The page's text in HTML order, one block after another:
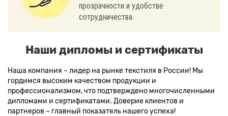
прозрачности и удобстве
сотрудничества.
Наши дипломы и сертификаты
Наша компания – лидер на рынке текстиля в России! Мы
гордимся высоким качеством продукции и
профессионализмом, что подтверждено многочисленными
дипломами и сертификатами. Доверие клиентов и
партнеров – главный показатель нашего успеха!